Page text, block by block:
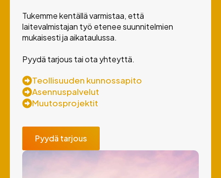
Tukemme kentällä varmistaa, että
laitevalmistajan työ etenee suunnitelmien
mukaisesti ja aikataulussa.
Pyydä tarjous tai ota yhteyttä.
Teollisuuden kunnossapito
Asennuspalvelut
Muutosprojektit
Pyydä tarjous